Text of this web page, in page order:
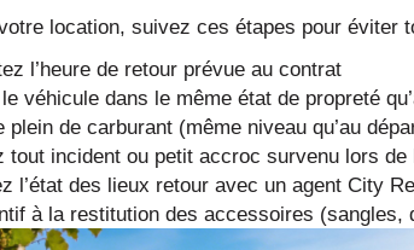
location, suivez ces étapes pour éviter
l’heure de retour prévue au contrat
véhicule dans le même état de propreté
plein de carburant (même niveau qu’au
tout incident ou petit accroc survenu lors de
l’état des lieux retour avec un agent City
à la restitution des accessoires